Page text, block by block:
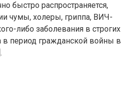
быстро распространяется,
чумы, холеры, гриппа, ВИЧ-
либо заболевания в строгих
в период гражданской войны в